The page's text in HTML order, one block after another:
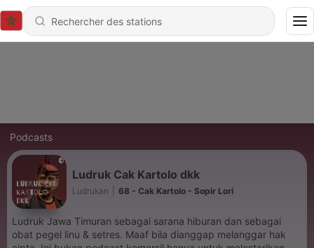
Podcasts
Ludruk Cak Kartolo dkk
Ludrukan 68 - Cak Kartolo - Sopir Lori
Ludruk Jawa Timuran sebagai sarana hiburan dan sebagai
obat pegel linu & setres. Maaf bila dianggap melanggar hak